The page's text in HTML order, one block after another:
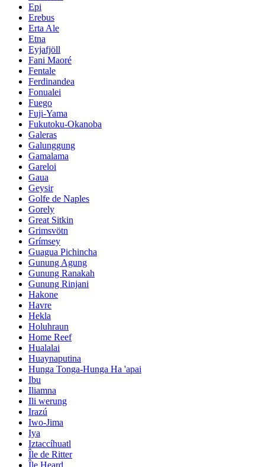
Epi
Erebus
Erta Ale
Etna
Eyjafjöll
Fani Maoré
Fentale
Ferdinandea
Fonualei
Fuego
Fuji-Yama
Fukutoku-Okanoba
Galeras
Galunggung
Gamalama
Gareloi
Gaua
Geysir
Golfe de Naples
Gorely
Great Sitkin
Grimsvötn
Grímsey
Guagua Pichincha
Gunung Agung
Gunung Ranakah
Gunung Rinjani
Hakone
Havre
Hekla
Holuhraun
Home Reef
Hualalai
Huaynaputina
Hunga Tonga-Hunga Ha 'apai
Ibu
Iliamna
Ili werung
Irazú
Iwo-Jima
Iya
Iztaccíhuatl
Île de Ritter